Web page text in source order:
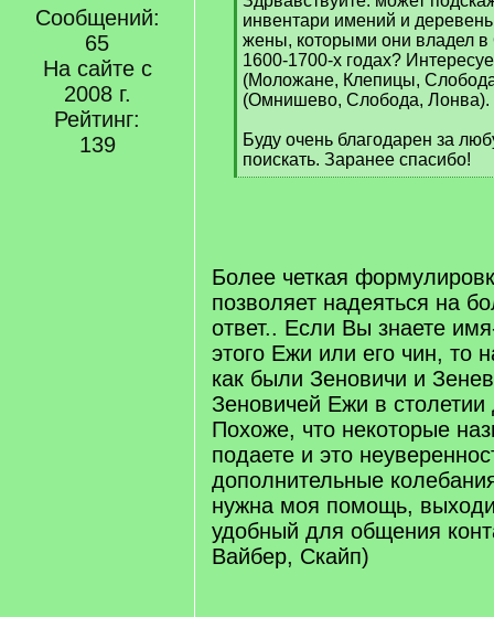
Сообщений:
65
На сайте с
2008 г.
Рейтинг:
139
q
]
инвентари имений и
жены, которыми они владел
1600-1700-х годах?
(Моложане, Клепицы,
(Омнишево, Слобода, Лонва).
Буду очень благодарен за
поискать. Заранее спасибо!
[
Более четкая
позволяет надеяться на
ответ.. Если Вы знаете
этого Ежи или его чин, то
как были Зеновичи и
Зеновичей Ежи в
Похоже, что некоторые
подаете и это
дополнительные
нужна моя помощь,
удобный для общения
Вайбер, Скайп)